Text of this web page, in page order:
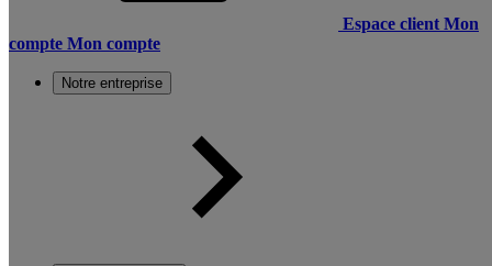
Espace client Mon
compte Mon compte
Notre entreprise